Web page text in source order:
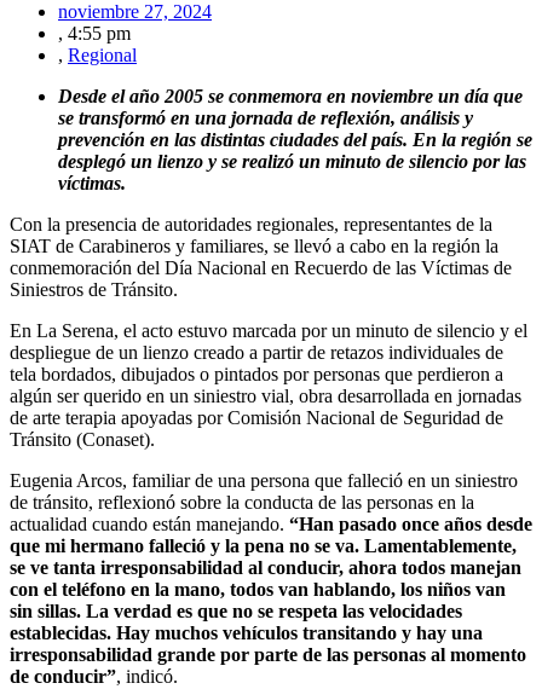
noviembre 27, 2024
, 4:55 pm
, Regional
Desde el año 2005 se conmemora en noviembre un día que
se transformó en una jornada de reflexión, análisis y
prevención en las distintas ciudades del país. En la región se
desplegó un lienzo y se realizó un minuto de silencio por las
víctimas.
Con la presencia de autoridades regionales, representantes de la
SIAT de Carabineros y familiares, se llevó a cabo en la región la
conmemoración del Día Nacional en Recuerdo de las Víctimas de
Siniestros de Tránsito.
En La Serena, el acto estuvo marcada por un minuto de silencio y el
despliegue de un lienzo creado a partir de retazos individuales de
tela bordados, dibujados o pintados por personas que perdieron a
algún ser querido en un siniestro vial, obra desarrollada en jornadas
de arte terapia apoyadas por Comisión Nacional de Seguridad de
Tránsito (Conaset).
Eugenia Arcos, familiar de una persona que falleció en un siniestro
de tránsito, reflexionó sobre la conducta de las personas en la
actualidad cuando están manejando. “Han pasado once años desde
que mi hermano falleció y la pena no se va. Lamentablemente,
se ve tanta irresponsabilidad al conducir, ahora todos manejan
con el teléfono en la mano, todos van hablando, los niños van
sin sillas. La verdad es que no se respeta las velocidades
establecidas. Hay muchos vehículos transitando y hay una
irresponsabilidad grande por parte de las personas al momento
de conducir”, indicó.